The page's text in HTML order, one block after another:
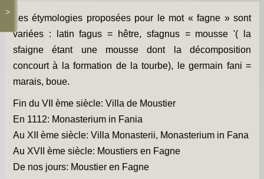
Présentations -
Salle des Fêtes -
Blog Salle des Fêtes -
Comité des Fêtes -
Histoires -
Prieuré saint Dodon -
>
Les étymologies proposées pour le mot « fagne » sont
variées : latin fagus = hêtre, sfagnus = mousse '( la
sfaigne étant une mousse dont la décomposition
concourt à la formation de la tourbe), le germain fani =
marais, boue.
Fin du VII ème siècle: Villa de Moustier
En 1112: Monasterium in Fania
Au XII ème siècle: Villa Monasterii, Monasterium in Fana
Au XVII ème siècle: Moustiers en Fagne
De nos jours: Moustier en Fagne